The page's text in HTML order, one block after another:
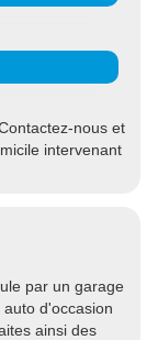
nous et
intervenant
par un garage
d'occasion
ainsi des